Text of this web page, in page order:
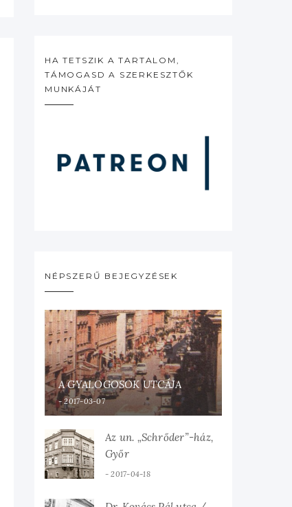
HA TETSZIK A TARTALOM,
TÁMOGASD A SZERKESZTŐK
MUNKÁJÁT
NÉPSZERŰ BEJEGYZÉSEK
A GYALOGOSOK UTCÁJA
2017-03-07
Az un. „Schrőder”-ház,
Győr
2017-04-18